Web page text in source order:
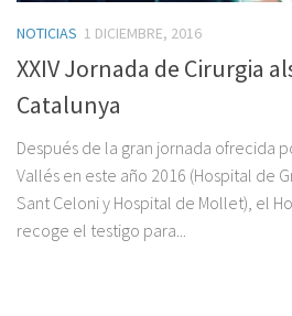
NOTICIAS 1 DICIEMBRE, 2016
XXIV Jornada de Cirurgia
Catalunya
Después de la gran jornada ofrecida
Vallés en este año 2016 (Hospital de
Sant Celoni y Hospital de Mollet), el
recoge el testigo para...